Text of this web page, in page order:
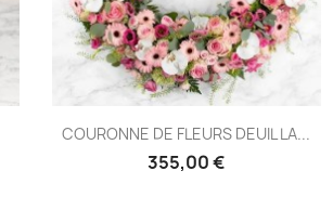
Aperçu rapide
COURONNE DE FLEURS DEUIL LA...
355,00 €